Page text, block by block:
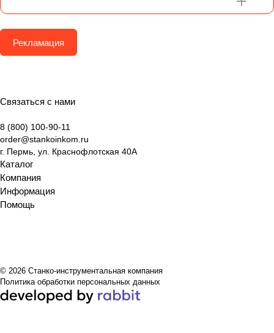
Рекламация
Связаться с нами
8 (800) 100-90-11
order@stankoinkom.ru
г. Пермь, ул. Краснофлотская 40А
Каталог
Компания
Информация
Помощь
© 2026 Станко-инструментальная компания
Политика обработки персональных данных